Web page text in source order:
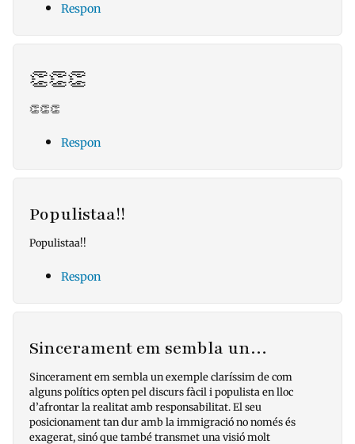
Respon
👏👏👏
👏👏👏
Respon
Populistaa!!
Populistaa!!
Respon
Sincerament em sembla un…
Sincerament em sembla un exemple claríssim de com
alguns polítics opten pel discurs fàcil i populista en lloc
d’afrontar la realitat amb responsabilitat. El seu
posicionament tan dur amb la immigració no només és
exagerat, sinó que també transmet una visió molt